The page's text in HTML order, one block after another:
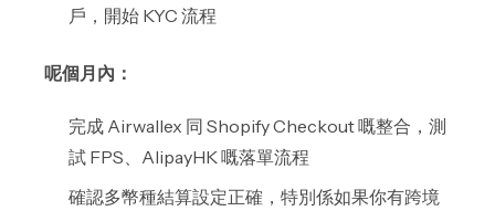
戶，開始 KYC 流程
呢個月內：
完成 Airwallex 同 Shopify Checkout 嘅整合，測
試 FPS、AlipayHK 嘅落單流程
確認多幣種結算設定正確，特別係如果你有跨境